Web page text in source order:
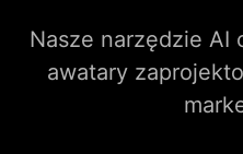
Nasze narzędzie AI
awatary